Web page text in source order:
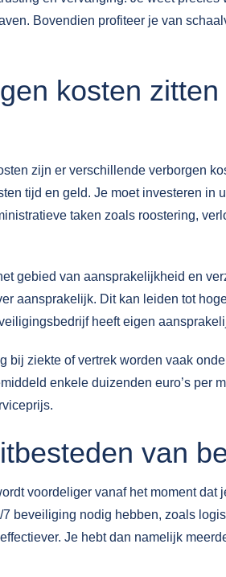
Bovendien profiteer je van
kosten
zijn er verschillende verborgen
tijd en geld. Je moet investeren in
taken zoals roostering,
gebied van aansprakelijkheid en
aansprakelijk. Dit kan leiden tot
heeft eigen
bij ziekte of vertrek worden vaak
enkele duizenden euro’s per
van
voordeliger vanaf het moment
beveiliging nodig hebben, zoals
Je hebt dan namelijk